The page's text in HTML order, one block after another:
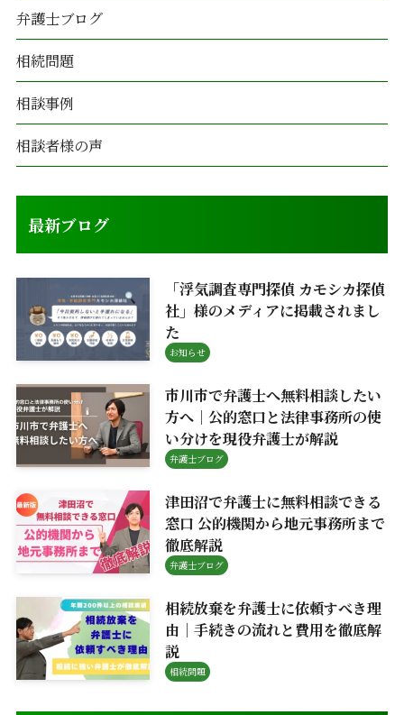
弁護士ブログ
相続問題
相談事例
相談者様の声
最新ブログ
「浮気調査専門探偵 カモシカ探偵
社」様のメディアに掲載されまし
た
お知らせ
市川市で弁護士へ無料相談したい
方へ｜公的窓口と法律事務所の使
い分けを現役弁護士が解説
弁護士ブログ
津田沼で弁護士に無料相談できる
窓口 公的機関から地元事務所まで
徹底解説
弁護士ブログ
相続放棄を弁護士に依頼すべき理
由｜手続きの流れと費用を徹底解
説
相続問題